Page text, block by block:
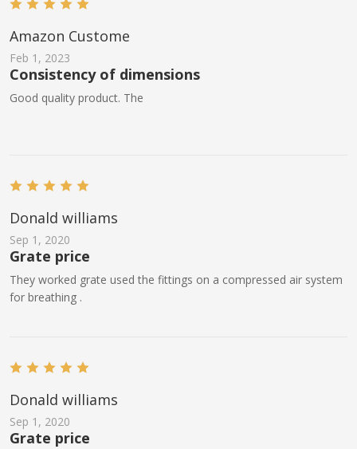
Аmazon Custome
Feb 1, 2023
Consistency of dimensions
Good quality product. The
Donald williams
Sep 1, 2020
Grate price
They worked grate used the fittings on a compressed air system
for breathing .
Donald williams
Sep 1, 2020
Grate price